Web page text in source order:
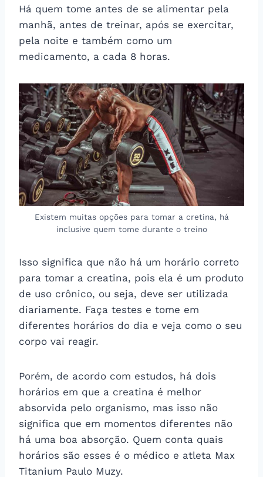
Há quem tome antes de se alimentar pela
manhã, antes de treinar, após se exercitar,
pela noite e também como um
medicamento, a cada 8 horas.
Existem muitas opções para tomar a cretina, há
inclusive quem tome durante o treino
Isso significa que não há um horário correto
para tomar a creatina, pois ela é um produto
de uso crônico, ou seja, deve ser utilizada
diariamente. Faça testes e tome em
diferentes horários do dia e veja como o seu
corpo vai reagir.
Porém, de acordo com estudos, há dois
horários em que a creatina é melhor
absorvida pelo organismo, mas isso não
significa que em momentos diferentes não
há uma boa absorção. Quem conta quais
horários são esses é o médico e atleta Max
Titanium Paulo Muzy.